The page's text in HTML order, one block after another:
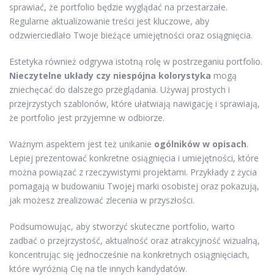
sprawiać, że portfolio będzie wyglądać na przestarzałe.
Regularne aktualizowanie treści jest kluczowe, aby
odzwierciedlało Twoje bieżące umiejętności oraz osiągnięcia.
Estetyka również odgrywa istotną rolę w postrzeganiu portfolio.
Nieczytelne układy czy niespójna kolorystyka mogą
zniechęcać do dalszego przeglądania. Używaj prostych i
przejrzystych szablonów, które ułatwiają nawigację i sprawiają,
że portfolio jest przyjemne w odbiorze.
Ważnym aspektem jest też unikanie ogólników w opisach.
Lepiej prezentować konkretne osiągnięcia i umiejętności, które
można powiązać z rzeczywistymi projektami. Przykłady z życia
pomagają w budowaniu Twojej marki osobistej oraz pokazują,
jak możesz zrealizować zlecenia w przyszłości.
Podsumowując, aby stworzyć skuteczne portfolio, warto
zadbać o przejrzystość, aktualność oraz atrakcyjność wizualną,
koncentrując się jednocześnie na konkretnych osiągnięciach,
które wyróżnią Cię na tle innych kandydatów.